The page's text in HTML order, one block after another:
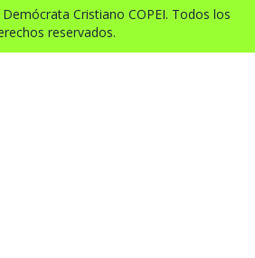
Cristiano COPEI. Todos los
reservados.